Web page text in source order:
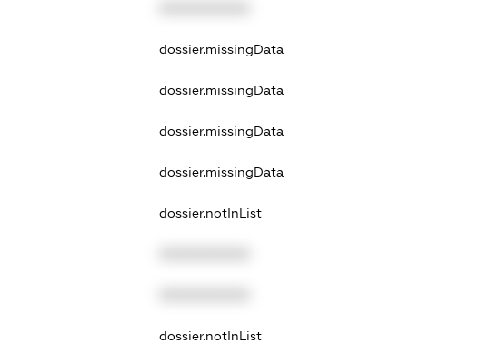
dossier.missingData
dossier.missingData
dossier.missingData
dossier.missingData
dossier.notInList
dossier.notInList